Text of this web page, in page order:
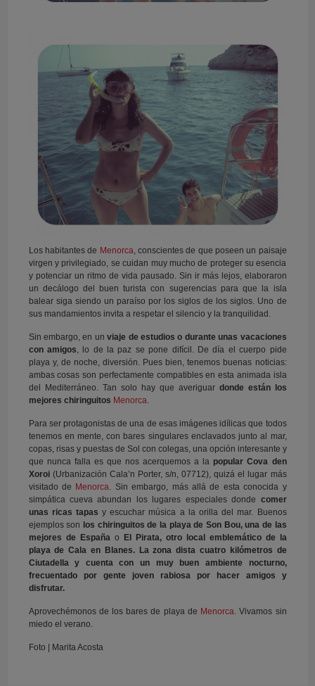
Los habitantes de Menorca , conscientes de que poseen un paisaje
virgen y privilegiado, se cuidan muy mucho de proteger su esencia
y potenciar un ritmo de vida pausado. Sin ir más lejos, elaboraron
un decálogo del buen turista con sugerencias para que la isla
balear siga siendo un paraíso por los siglos de los siglos. Uno de
sus mandamientos invita a respetar el silencio y la tranquilidad.
Sin embargo, en unviaje de estudios o durante unas vacaciones
con amigos , lo de la paz se pone difícil. De día el cuerpo pide
playa y, de noche, diversión. Pues bien, tenemos buenas noticias:
ambas cosas son perfectamente compatibles en esta animada isla
del Mediterráneo. Tan solo hay que averiguar donde están los
mejores chiringuitos Menorca
Para ser protagonistas de una de esas imágenes idílicas que todos
tenemos en mente, con bares singulares enclavados junto al mar,
copas, risas y puestas de Sol con colegas, una opción interesante y
que nunca falla es que nos acerquemos a la popular Cova den
Xoroi(Urbanización Cala’n Porter, s/n, 07712), quizá el lugar más
visitado de Menorca . Sin embargo, más allá de esta conocida y
simpática cueva abundan los lugares especiales donde comer
unas ricas tapas y escuchar música a la orilla del mar. Buenos
ejemplos son los chiringuitos de la playa de Son Bou, una de las
mejores de España o El Pirata, otro local emblemático de la
playa de Cala en Blanes. La zona dista cuatro kilómetros de
Ciutadella y cuenta con un muy buen ambiente nocturno,
frecuentado por gente joven rabiosa por hacer amigos y
disfrutar.
Aprovechémonos de los bares de playa de Menorca . Vivamos sin
miedo el verano.
Foto | Marita Acosta